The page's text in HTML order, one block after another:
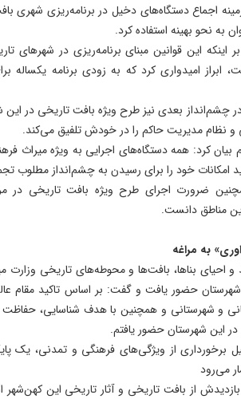
اجماع دستگاه‌های دخیل در برنامه‌ریزی شهری
به نحو بهینه استفاده کرد.
اینکه این قوانین مبنای برنامه‌ریزی در شهرهای
ابراز امیدواری کرد که به زودی برنامه یکساله
چشم‌انداز بعدی نیز طرح ویژه بافت تاریخی در
نظام مدیریت حاکم را در خودش تلفیق می‌کند.
بیان کرد: همه دستگاه‌های اجرایی به ویژه میراث
امکانات خود را برای رسیدن به چشم‌انداز مطلوب
ضرورت اجرای طرح ویژه بافت تاریخی در
این مناطق دانست.
به مراغه
احیای بناها، بافت‌ها و محوطه‌های تاریخی وزارت
شهرستان حضور یافت و گفت: بر اساس تاکید مقام
و شهرستانی و همچنین با هدف شناسایی،
این شهرستان حضور یافتم.
برخورداری از ویژگی‌های فرهنگی و تمدنی، یک
می‌رود
از بافت تاریخی و آثار تاریخی این کهن‌شهر